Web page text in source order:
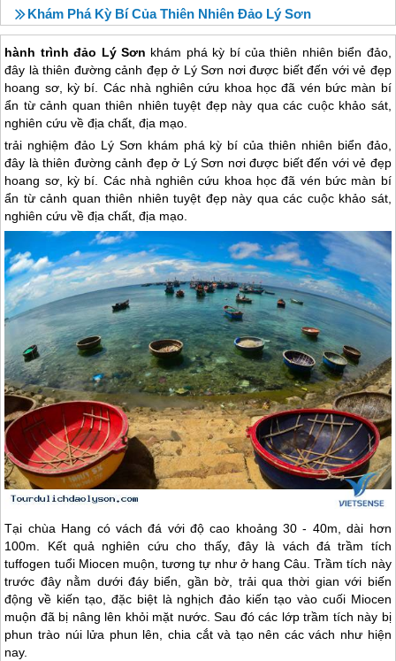
Khám Phá Kỳ Bí Của Thiên Nhiên Đảo Lý Sơn
hành trình đảo Lý Sơn khám phá kỳ bí của thiên nhiên biển đảo,
đây là thiên đường cảnh đẹp ở Lý Sơn nơi được biết đến với vẻ đẹp
hoang sơ, kỳ bí. Các nhà nghiên cứu khoa học đã vén bức màn bí
ẩn từ cảnh quan thiên nhiên tuyệt đẹp này qua các cuộc khảo sát,
nghiên cứu về địa chất, địa mạo.
trải nghiệmđảo Lý Sơn khám phá kỳ bí của thiên nhiên biển đảo,
đây là thiên đường cảnh đẹp ở Lý Sơn nơi được biết đến với vẻ đẹp
hoang sơ, kỳ bí. Các nhà nghiên cứu khoa học đã vén bức màn bí
ẩn từ cảnh quan thiên nhiên tuyệt đẹp này qua các cuộc khảo sát,
nghiên cứu về địa chất, địa mạo.
Tại chùa Hang có vách đá với độ cao khoảng 30 - 40m, dài hơn
100m. Kết quả nghiên cứu cho thấy, đây là vách đá trầm tích
tuffogen tuổi Miocen muộn, tương tự như ở hang Câu. Trầm tích này
trước đây nằm dưới đáy biển, gần bờ, trải qua thời gian với biến
động về kiến tạo, đặc biệt là nghịch đảo kiến tạo vào cuối Miocen
muộn đã bị nâng lên khỏi mặt nước. Sau đó các lớp trầm tích này bị
phun trào núi lửa phun lên, chia cắt và tạo nên các vách như hiện
nay.